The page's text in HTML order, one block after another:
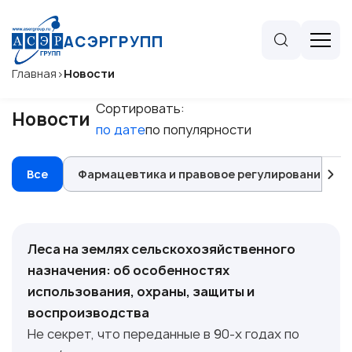
АСЭРГРУПП
Главная >Новости
Новости Сортировать:
по датепо популярности
Все Фармацевтика и правовое регулирование
Леса на землях сельскохозяйственного
назначения: об особенностях
использования, охраны, защиты и
воспроизводства
Не секрет, что переданные в 90-х годах по